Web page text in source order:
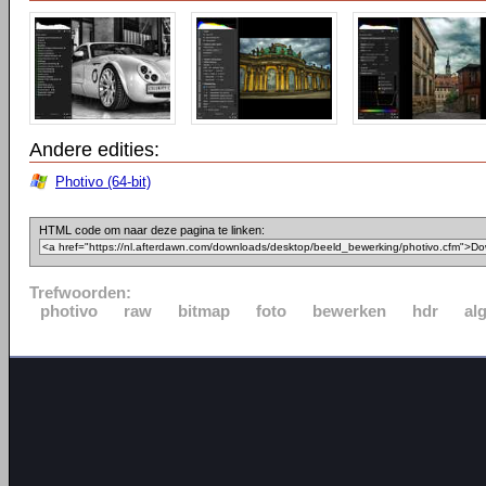
Andere edities:
Photivo (64-bit)
HTML code om naar deze pagina te linken:
Trefwoorden:
photivo
raw bitmap foto bewerken hdr